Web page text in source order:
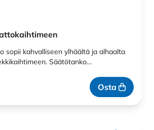
sopii kahvalliseen ylhäältä ja alhaalta
Säätötanko…
Osta